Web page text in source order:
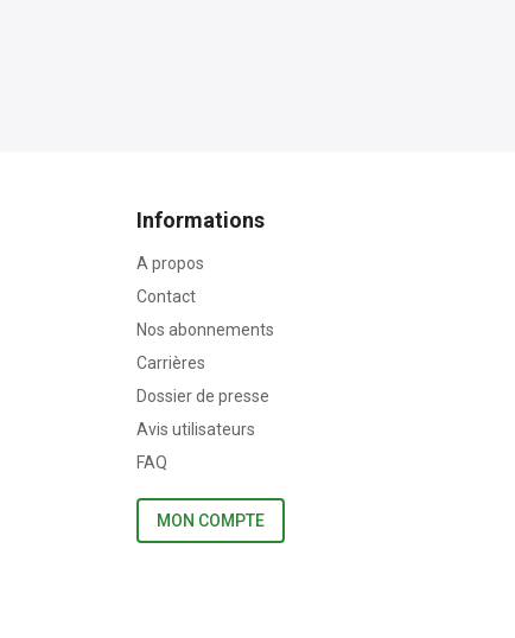
Informations
A propos
Contact
Nos abonnements
Carrières
Dossier de presse
Avis utilisateurs
FAQ
MON COMPTE